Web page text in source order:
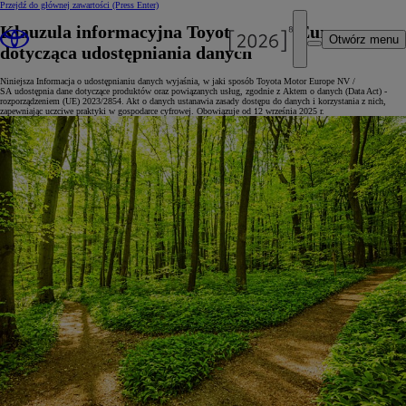
Przejdź do głównej zawartości (Press Enter)
Otwórz menu
Klauzula informacyjna Toyota Motor Europe
dotycząca udostępniania danych
Niniejsza Informacja o udostępnianiu danych wyjaśnia, w jaki sposób Toyota Motor Europe NV /
SA udostępnia dane dotyczące produktów oraz powiązanych usług, zgodnie z Aktem o danych (Data Act) -
rozporządzeniem (UE) 2023/2854. Akt o danych ustanawia zasady dostępu do danych i korzystania z nich,
zapewniając uczciwe praktyki w gospodarce cyfrowej. Obowiązuje od 12 września 2025 r.